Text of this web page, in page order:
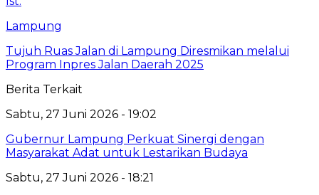
Lampung
Tujuh Ruas Jalan di Lampung Diresmikan melalui
Program Inpres Jalan Daerah 2025
Berita Terkait
Sabtu, 27 Juni 2026 - 19:02
Gubernur Lampung Perkuat Sinergi dengan
Masyarakat Adat untuk Lestarikan Budaya
Sabtu, 27 Juni 2026 - 18:21